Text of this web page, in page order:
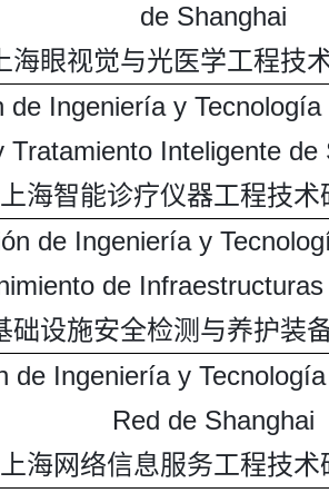
de Shanghai
海眼视觉与光医学工程技
de Ingeniería y
Tratamiento Inteligente de
上海智能诊疗仪器工程技术
de Ingeniería y
de
础设施安全检测与养护装
de Ingeniería y
Red de Shanghai
上海网络信息服务工程技术